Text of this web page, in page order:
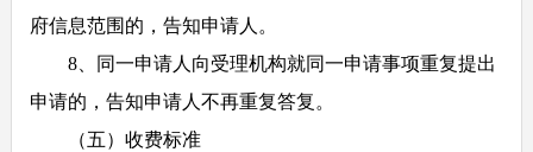
府信息范围的，告知申请人。
8、同一申请人向受理机构就同一申请事项重复提出
申请的，告知申请人不再重复答复。
（五）收费标准